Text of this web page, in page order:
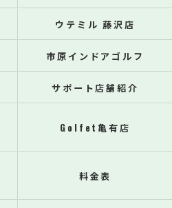
ウテミル 藤沢店
市原インドアゴルフ
サポート店舗紹介
Golfet亀有店
料金表